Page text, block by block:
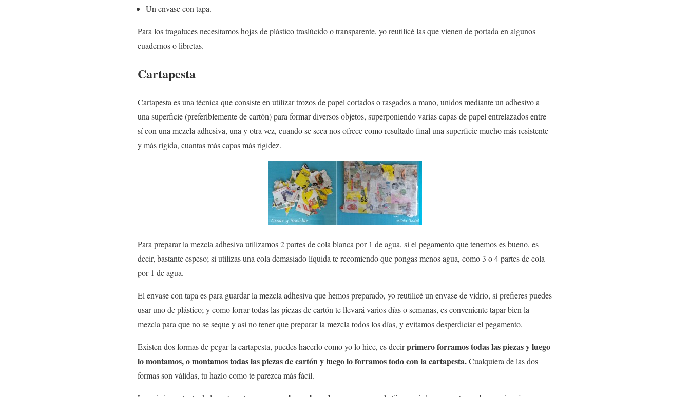
Un envase con tapa.
Para lostragalucesnecesitamos hojas deplásticotraslúcido o transparente, yo reutilicé las que vienen de portada en algunos
cuadernos o libretas.
Cartapesta
Cartapesta es una técnica que consiste en utilizar trozos de papel cortados o rasgados a mano, unidos mediante un adhesivo a
una superficie (preferiblemente de cartón) para formar diversos objetos, superponiendo varias capas de papel entrelazados entre
sí con una mezcla adhesiva, una y otra vez, cuando se seca nos ofrece como resultado final una superficie mucho más resistente
y más rígida, cuantas más capas más rigidez.
Para preparar la mezcla adhesiva utilizamos 2 partes de cola blanca por 1 de agua, si el pegamento que tenemos es bueno, es
decir, bastante espeso; si utilizas una cola demasiado líquida te recomiendo que pongas menos agua, como 3 o 4 partes de cola
por 1 de agua.
El envase con tapa es para guardar la mezcla adhesiva que hemos preparado, yo reutilicé un envase de vidrio, si prefieres puedes
usar uno de plástico; y como forrar todas las piezas de cartón te llevará varios días o semanas, es conveniente tapar bien la
mezcla para que no se seque y así no tener que preparar la mezcla todos los días, y evitamos desperdiciar el pegamento.
Existen dos formas de pegar la cartapesta, puedes hacerlo como yo lo hice, es decirprimero forramos todas las piezas y luego
lo montamos, o montamos todas las piezas de cartón y luego lo forramos todo con la cartapesta.Cualquiera de las dos
formas son válidas, tu hazlo como te parezca más fácil.